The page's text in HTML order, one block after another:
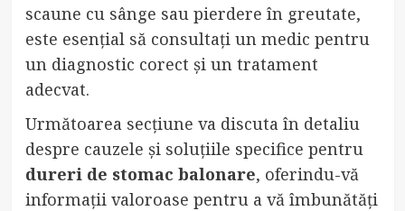
scaune cu sânge sau pierdere în greutate,
este esențial să consultați un medic pentru
un diagnostic corect și un tratament
adecvat.
Următoarea secțiune va discuta în detaliu
despre cauzele și soluțiile specifice pentru
dureri de stomac balonare, oferindu-vă
informații valoroase pentru a vă îmbunătăți